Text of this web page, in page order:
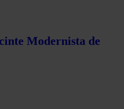
Modernista de